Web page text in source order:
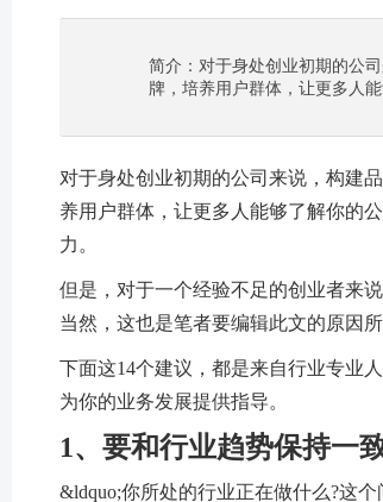
简介：对于身处创业初期的公
牌，培养用户群体，让更多人
对于身处创业初期的公司来说，构建
养用户群体，让更多人能够了解你的
力。
但是，对于一个经验不足的创业者来
当然，这也是笔者要编辑此文的原因所
下面这14个建议，都是来自行业专业
为你的业务发展提供指导。
1、要和行业趋势保持一
&ldquo;你所处的行业正在做什么?这